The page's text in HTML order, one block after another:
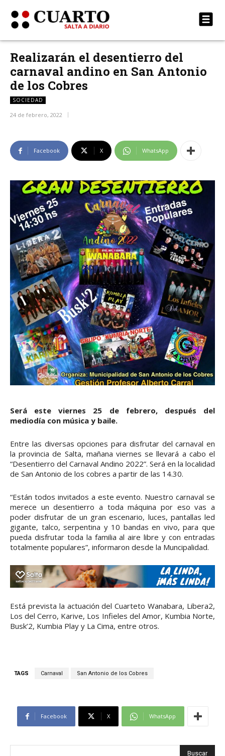
Realizarán el desentierro del
carnaval andino en San Antonio
de los Cobres
SOCIEDAD
24 de febrero, 2022
Facebook X WhatsApp
Será este viernes 25 de febrero, después del
mediodía con música y baile.
Entre las diversas opciones para disfrutar del carnaval en
la provincia de Salta, mañana viernes se llevará a cabo el
“Desentierro del Carnaval Andino 2022”. Será en la localidad
de San Antonio de los cobres a partir de las 14.30.
“Están todos invitados a este evento. Nuestro carnaval se
merece un desentierro a toda máquina por eso vas a
poder disfrutar de un gran escenario, luces, pantallas led
gigante, talco, serpentina y 10 bandas en vivo, para que
pueda disfrutar toda la familia al aire libre y con entradas
totalmente populares”, informaron desde la Muncipalidad.
Está prevista la actuación del Cuarteto Wanabara, Libera2,
Los del Cerro, Karive, Los Infieles del Amor, Kumbia Norte,
Busk’2, Kumbia Play y La Cima, entre otros.
TAGS Carnaval San Antonio de los Cobres
Facebook X WhatsApp